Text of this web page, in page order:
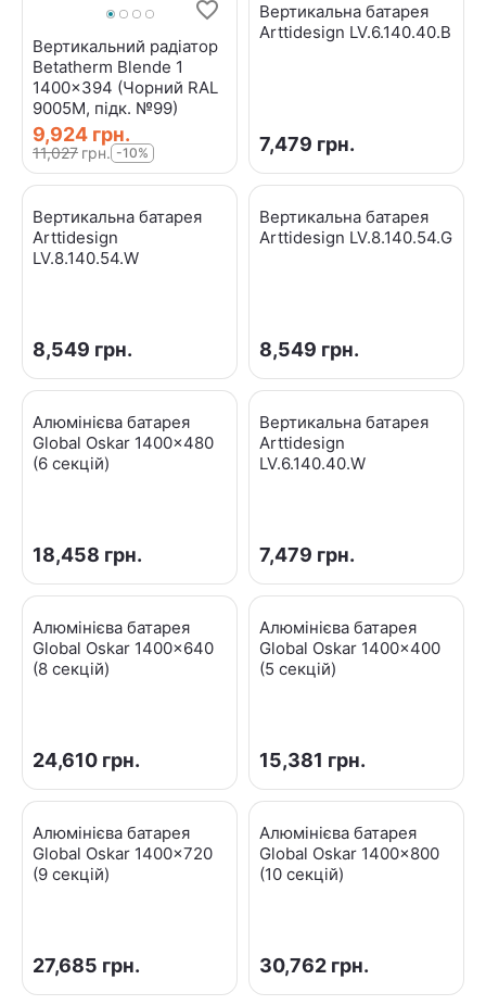
Вертикальний радіатор
Betatherm Blende 1
1400x394 (Чорний RAL
9005M, підк. №99)
9,924 грн.
11,027 грн. -10%
Вертикальна батарея
Arttidesign LV.6.140.40.B
7,479 грн.
Вертикальна батарея
Arttidesign
LV.8.140.54.W
8,549 грн.
Вертикальна батарея
Arttidesign LV.8.140.54.G
8,549 грн.
Алюмінієва батарея
Global Oskar 1400x480
(6 секцій)
18,458 грн.
Вертикальна батарея
Arttidesign
LV.6.140.40.W
7,479 грн.
Алюмінієва батарея
Global Oskar 1400x640
(8 секцій)
24,610 грн.
Алюмінієва батарея
Global Oskar 1400x400
(5 секцій)
15,381 грн.
Алюмінієва батарея
Global Oskar 1400x720
(9 секцій)
27,685 грн.
Алюмінієва батарея
Global Oskar 1400x800
(10 секцій)
30,762 грн.